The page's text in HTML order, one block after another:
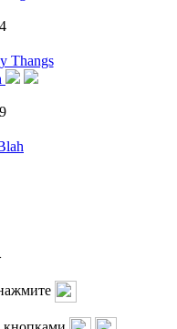
Thangs